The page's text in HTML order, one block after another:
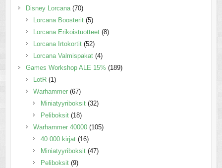
Disney Lorcana (70)
Lorcana Boosterit (5)
Lorcana Erikoistuotteet (8)
Lorcana Irtokortit (52)
Lorcana Valmispakat (4)
Games Workshop ALE 15% (189)
LotR (1)
Warhammer (67)
Miniatyyriboksit (32)
Peliboksit (18)
Warhammer 40000 (105)
40 000 kirjat (16)
Miniatyyriboksit (47)
Peliboksit (9)